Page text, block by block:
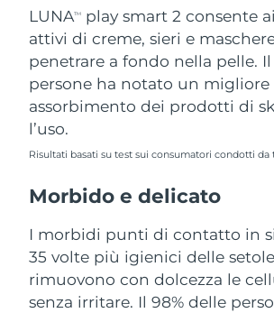
LUNATM
play smart 2 consente
attivi di creme, sieri e
penetrare a fondo nella pelle.
persone ha notato un migliore
assorbimento dei prodotti di
l’uso.
Risultati basati su test sui consumatori condotti da
Morbido e delicato
I morbidi punti di contatto in
35 volte più igienici delle
rimuovono con dolcezza le
senza irritare. Il 98% delle
Thailandia
Turchia
Emirati Arabi Uniti
Regno Unito
Stati Uniti
Uzbekistan
Vietnam